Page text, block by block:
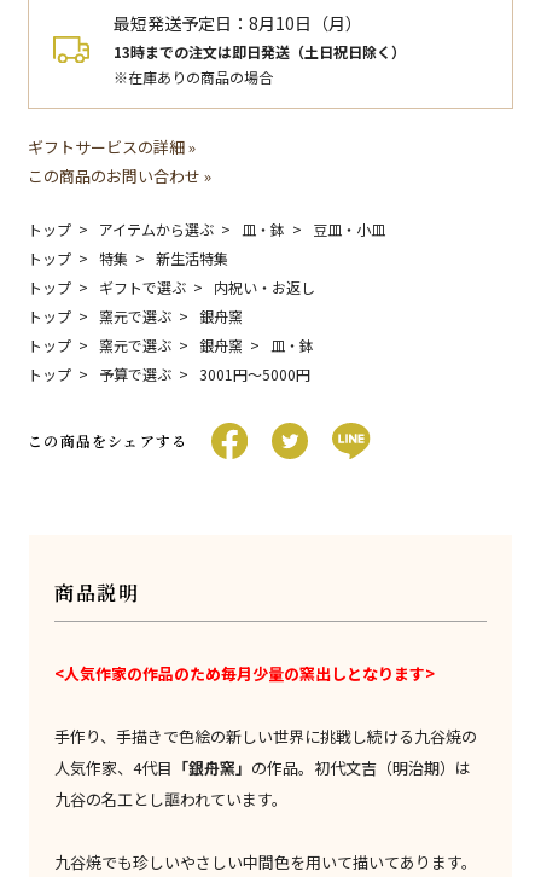
最短発送予定日：8月10日（月）
13時までの注文は即日発送（土日祝日除く）
※在庫ありの商品の場合
ギフトサービスの詳細 »
この商品のお問い合わせ »
トップ アイテムから選ぶ 皿・鉢
豆皿・小皿
トップ
特集
新生活特集
トップ
ギフトで選ぶ
内祝い・お返し
トップ
窯元で選ぶ
銀舟窯
トップ
窯元で選ぶ 銀舟窯
皿・鉢
トップ
予算で選ぶ 3001円〜5000円
この商品をシェアする
商品説明
<人気作家の作品のため毎月少量の窯出しとなります>
手作り、手描きで色絵の新しい世界に挑戦し続ける九谷焼の
人気作家、4代目 「銀舟窯」 の作品。初代文吉（明治期）は
九谷の名工とし謳われています。
九谷焼でも珍しいやさしい中間色を用いて描いてあります。